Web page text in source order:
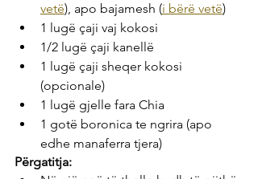
vetë), apo bajamesh (i bërë vetë)
1 lugë çaji vaj kokosi
1/2 lugë çaji kanellë
1 lugë çaji sheqer kokosi
(opcionale)
1 lugë gjelle fara Chia
1 gotë boronica te ngrira (apo
edhe manaferra tjera)
Përgatitja: